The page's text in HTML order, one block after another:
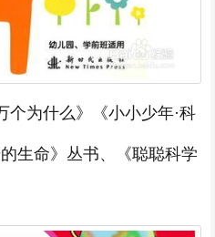
个为什么》《小小少年·科
生命》丛书、《聪聪科学